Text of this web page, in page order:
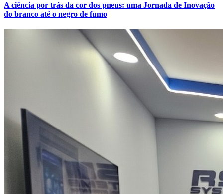
A ciência por trás da cor dos pneus: uma Jornada de Inovação
do branco até o negro de fumo